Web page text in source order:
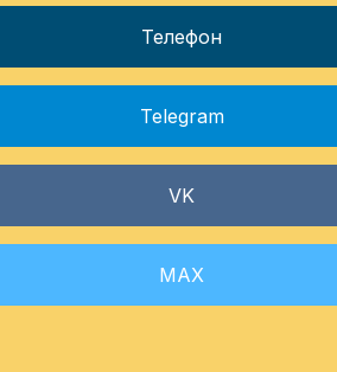
Телефон
Telegram
VK
МАХ